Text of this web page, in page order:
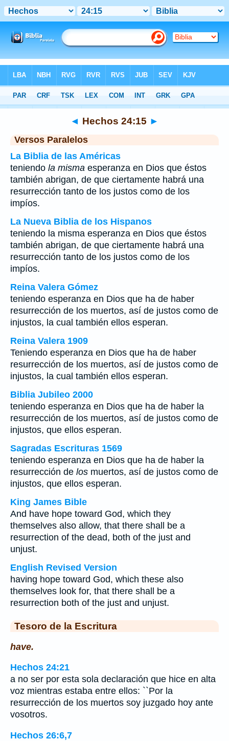
>Hechos Capítulo 24 > Verso 15
◄ Hechos 24:15 ►
Versos Paralelos
La Biblia de las Américas
teniendo la misma esperanza en Dios que éstos
también abrigan, de que ciertamente habrá una
resurrección tanto de los justos como de los
impíos.
La Nueva Biblia de los Hispanos
teniendo la misma esperanza en Dios que éstos
también abrigan, de que ciertamente habrá una
resurrección tanto de los justos como de los
impíos.
Reina Valera Gómez
teniendo esperanza en Dios que ha de haber
resurrección de los muertos, así de justos como de
injustos, la cual también ellos esperan.
Reina Valera 1909
Teniendo esperanza en Dios que ha de haber
resurrección de los muertos, así de justos como de
injustos, la cual también ellos esperan.
Biblia Jubileo 2000
teniendo esperanza en Dios que ha de haber la
resurrección de los muertos, así de justos como de
injustos, que ellos esperan.
Sagradas Escrituras 1569
teniendo esperanza en Dios que ha de haber la
resurrección de los muertos, así de justos como de
injustos, que ellos esperan.
King James Bible
And have hope toward God, which they
themselves also allow, that there shall be a
resurrection of the dead, both of the just and
unjust.
English Revised Version
having hope toward God, which these also
themselves look for, that there shall be a
resurrection both of the just and unjust.
Tesoro de la Escritura
have.
Hechos 24:21
a no ser por esta sola declaración que hice en alta
voz mientras estaba entre ellos: ``Por la
resurrección de los muertos soy juzgado hoy ante
vosotros.
Hechos 26:6,7